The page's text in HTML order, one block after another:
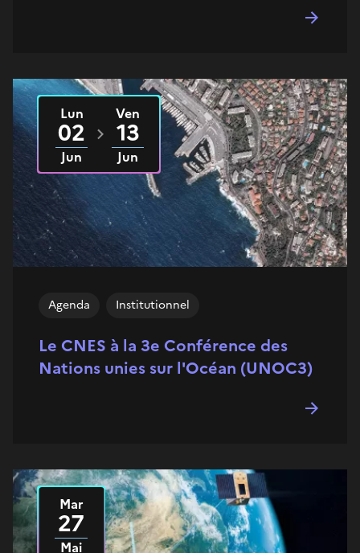
Le CNES à la 3e Conférence des
Nations unies sur l'Océan (UNOC3)
Agenda Institutionnel
DuLun
02
Jun
2025 au
Ven
13
Jun
2025
Mar
27
Mai
2025